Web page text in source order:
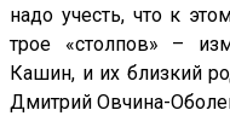
надо учесть, что к
трое «столпов» –
Кашин, и их близкий
Дмитрий Овчина-